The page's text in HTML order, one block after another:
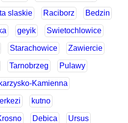
slaskie Raciborz Bedzin
geyik Swietochlowice
Starachowice Zawiercie
Tarnobrzeg Pulawy
Kamienna
kutno
Debica Ursus